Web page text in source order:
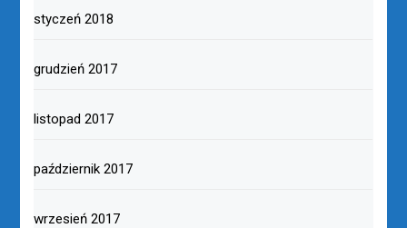
styczeń 2018
grudzień 2017
listopad 2017
październik 2017
wrzesień 2017